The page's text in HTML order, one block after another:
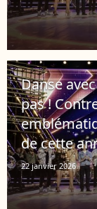
Danse
pas !
de cette
22 janvier 2026